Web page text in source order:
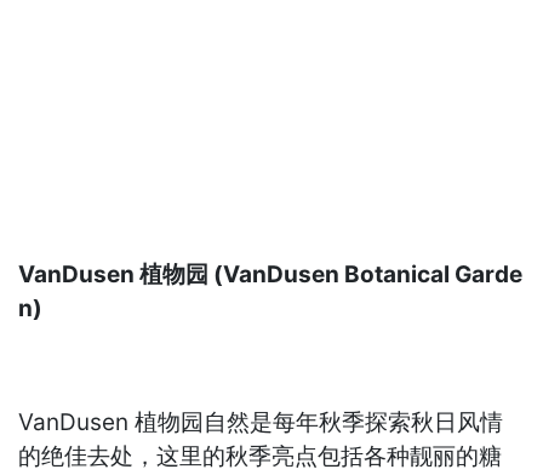
VanDusen 植物园 (VanDusen Botanical Garde
n)
VanDusen 植物园自然是每年秋季探索秋日风情
的绝佳去处，这里的秋季亮点包括各种靓丽的糖